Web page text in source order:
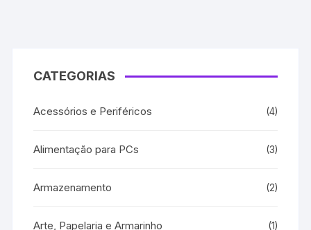
CATEGORIAS
Acessórios e Periféricos (4)
Alimentação para PCs (3)
Armazenamento (2)
Arte, Papelaria e Armarinho (1)